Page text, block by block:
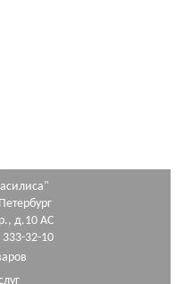
д.10 АС
32-10